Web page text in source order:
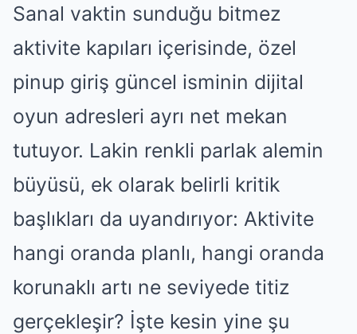
Sanal vaktin sunduğu bitmez
aktivite kapıları içerisinde, özel
pinup giriş güncel isminin dijital
oyun adresleri ayrı net mekan
tutuyor. Lakin renkli parlak alemin
büyüsü, ek olarak belirli kritik
başlıkları da uyandırıyor: Aktivite
hangi oranda planlı, hangi oranda
korunaklı artı ne seviyede titiz
gerçekleşir? İşte kesin yine şu